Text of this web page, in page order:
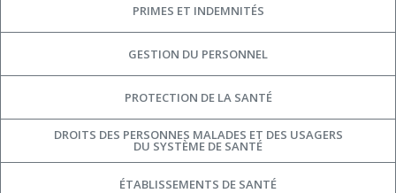
PRIMES ET INDEMNITÉS
GESTION DU PERSONNEL
PROTECTION DE LA SANTÉ
DROITS DES PERSONNES MALADES ET DES USAGERS
DU SYSTÈME DE SANTÉ
ÉTABLISSEMENTS DE SANTÉ